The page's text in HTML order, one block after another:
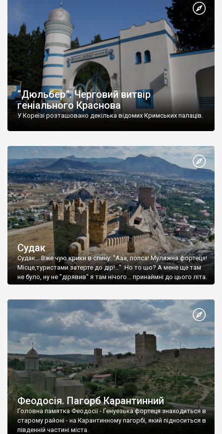
“Дюльбер”. Черговий витвір
геніального Краснова
У Кореїзі розташовано декілька відомих Кримських палаців.
Судак
Судак... Вже чую крики в спину: "Ааа, попса! Муляжна фортеця!
Місце,туристами затерте до дір!..." Но то шо? А мене ще там
не було, ну не "дірявив" я там нічого... принаймні до цього літа.
Феодосія. Пагорб Карантинний
Головна памятка Феодосії - Генуезька фортеця знаходиться в
старому районі - на Карантинному пагорбі, який підноситься в
південній частині міста.